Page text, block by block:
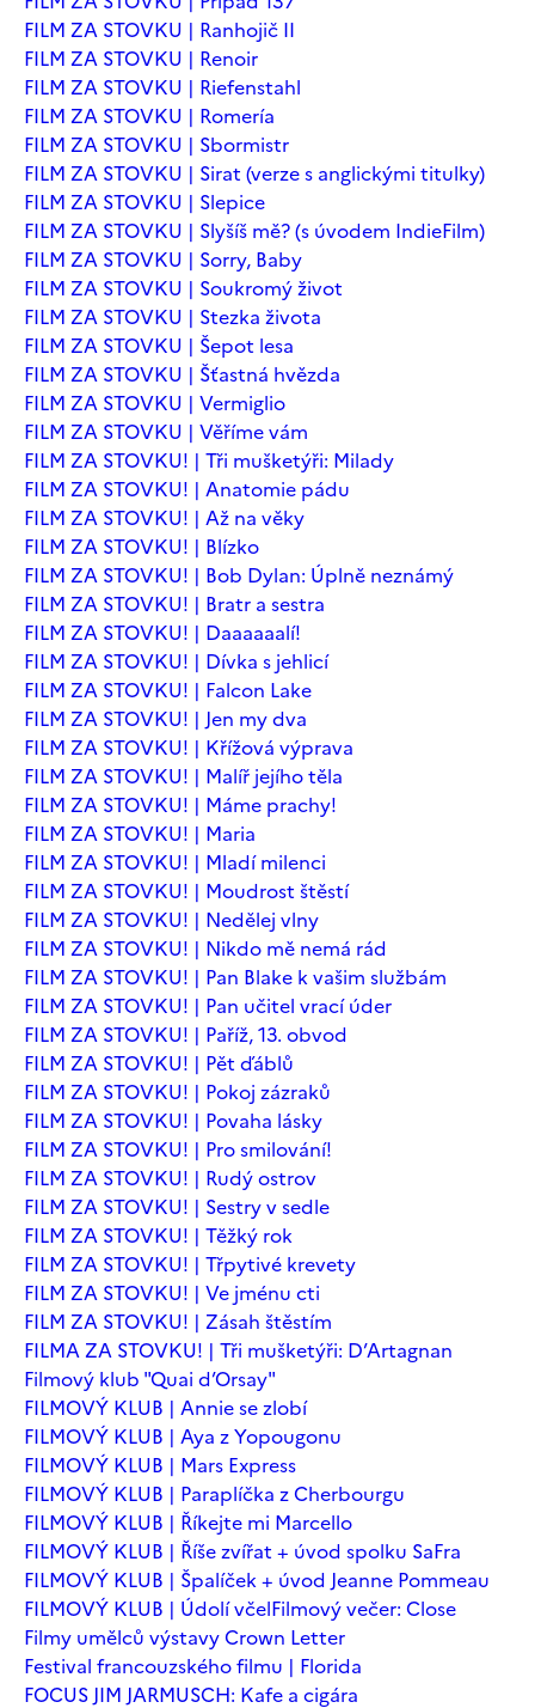
FILM ZA STOVKU | Ranhojič II
FILM ZA STOVKU | Renoir
FILM ZA STOVKU | Riefenstahl
FILM ZA STOVKU | Romería
FILM ZA STOVKU | Sbormistr
FILM ZA STOVKU | Sirat (verze s anglickými titulky)
FILM ZA STOVKU | Slepice
FILM ZA STOVKU | Slyšíš mě? (s úvodem IndieFilm)
FILM ZA STOVKU | Sorry, Baby
FILM ZA STOVKU | Soukromý život
FILM ZA STOVKU | Stezka života
FILM ZA STOVKU | Šepot lesa
FILM ZA STOVKU | Šťastná hvězda
FILM ZA STOVKU | Vermiglio
FILM ZA STOVKU | Věříme vám
FILM ZA STOVKU! | Tři mušketýři: Milady
FILM ZA STOVKU! | Anatomie pádu
FILM ZA STOVKU! | Až na věky
FILM ZA STOVKU! | Blízko
FILM ZA STOVKU! | Bob Dylan: Úplně neznámý
FILM ZA STOVKU! | Bratr a sestra
FILM ZA STOVKU! | Daaaaaalí!
FILM ZA STOVKU! | Dívka s jehlicí
FILM ZA STOVKU! | Falcon Lake
FILM ZA STOVKU! | Jen my dva
FILM ZA STOVKU! | Křížová výprava
FILM ZA STOVKU! | Malíř jejího těla
FILM ZA STOVKU! | Máme prachy!
FILM ZA STOVKU! | Maria
FILM ZA STOVKU! | Mladí milenci
FILM ZA STOVKU! | Moudrost štěstí
FILM ZA STOVKU! | Nedělej vlny
FILM ZA STOVKU! | Nikdo mě nemá rád
FILM ZA STOVKU! | Pan Blake k vašim službám
FILM ZA STOVKU! | Pan učitel vrací úder
FILM ZA STOVKU! | Paříž, 13. obvod
FILM ZA STOVKU! | Pět ďáblů
FILM ZA STOVKU! | Pokoj zázraků
FILM ZA STOVKU! | Povaha lásky
FILM ZA STOVKU! | Pro smilování!
FILM ZA STOVKU! | Rudý ostrov
FILM ZA STOVKU! | Sestry v sedle
FILM ZA STOVKU! | Těžký rok
FILM ZA STOVKU! | Třpytivé krevety
FILM ZA STOVKU! | Ve jménu cti
FILM ZA STOVKU! | Zásah štěstím
FILMA ZA STOVKU! | Tři mušketýři: D’Artagnan
Filmový klub "Quai d’Orsay"
FILMOVÝ KLUB | Annie se zlobí
FILMOVÝ KLUB | Aya z Yopougonu
FILMOVÝ KLUB | Mars Express
FILMOVÝ KLUB | Paraplíčka z Cherbourgu
FILMOVÝ KLUB | Říkejte mi Marcello
FILMOVÝ KLUB | Říše zvířat + úvod spolku SaFra
FILMOVÝ KLUB | Špalíček + úvod Jeanne Pommeau
FILMOVÝ KLUB | Údolí včelFilmový večer: Close
Filmy umělců výstavy Crown Letter
Festival francouzského filmu | Florida
FOCUS JIM JARMUSCH: Kafe a cigára